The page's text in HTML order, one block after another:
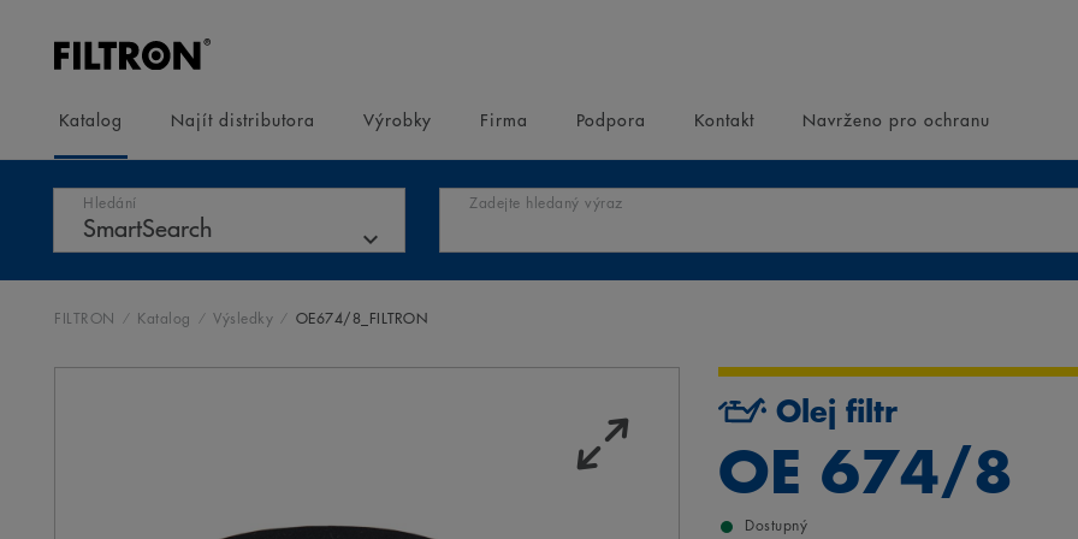
Katalog Najít distributora Výrobky Firma Podpora Kontakt Navrženo pro ochranu
Hledání Zadejte hledaný výraz
FILTRON Katalog Výsledky OE674/8_FILTRON
Olej filtr
OE 674/8
Dostupný